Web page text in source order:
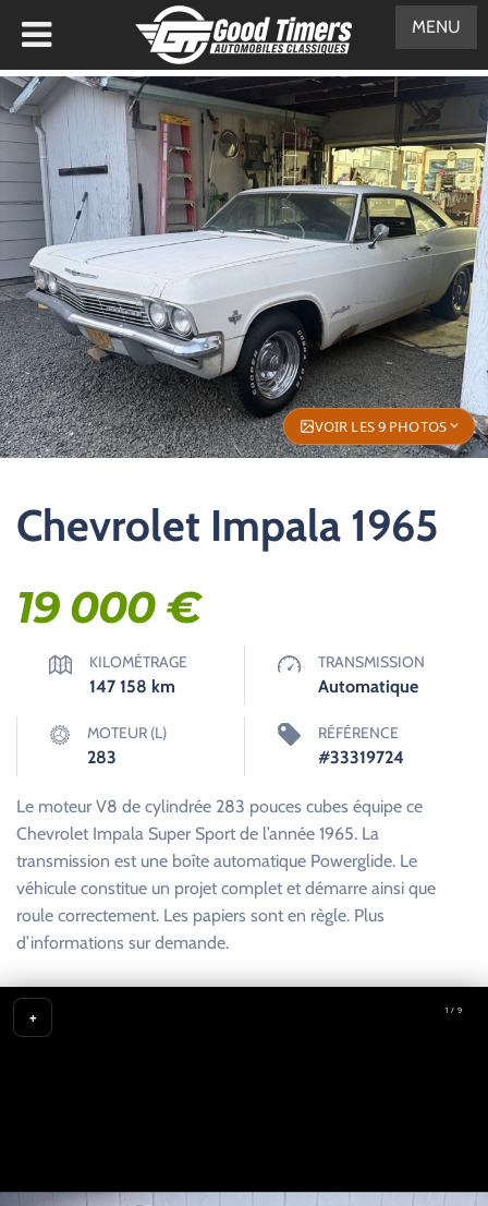
VOIR LES 9 PHOTOS
Chevrolet Impala 1965
19 000€
KILOMÉTRAGE
147 158 km
TRANSMISSION
Automatique
MOTEUR (L)
283
RÉFÉRENCE
#33319724
Le moteur V8 de cylindrée 283 pouces cubes équipe ce
Chevrolet Impala Super Sport de l’année 1965. La
transmission est une boîte automatique Powerglide. Le
véhicule constitue un projet complet et démarre ainsi que
roule correctement. Les papiers sont en règle. Plus
d’informations sur demande.
1 / 9
+
MENU